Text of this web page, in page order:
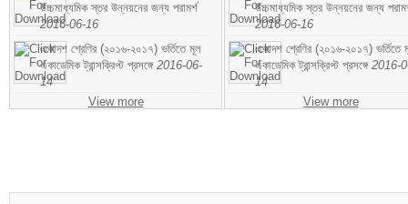
উচ্চমাধ্যমিক স্তর উন্নয়নের জন্য পরামর্শ
2016-06-16
একাদশ শ্রেণির (২০১৬-২০১৭) ভর্তিতে মূল
একাডেমিক ট্রান্সক্রিপ্ট প্রসঙ্গে 2016-06-
14
View more
উচ্চমাধ্যমিক স্তর উন্নয়নের জন্য
2016-06-16
একাদশ শ্রেণির (২০১৬-২০১৭) ভর্তিতে
একাডেমিক ট্রান্সক্রিপ্ট প্রসঙ্গে 2016-
14
View more